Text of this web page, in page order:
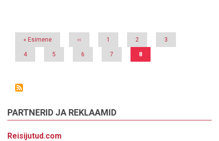
Esimene
« Esimene
Eelmine
‹‹ Page
1 Page
2 Page
3
Page
4 Page
5 Page
6 Page
7
Eesolev
8
PARTNERID JA REKLAAMID
Reisijutud.com